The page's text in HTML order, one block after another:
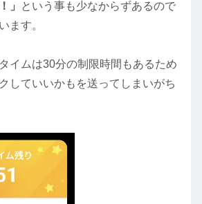
」
という事も少なからずあるので
ます。
イムは30分の制限時間もあるため
していいかもを送ってしまいがち